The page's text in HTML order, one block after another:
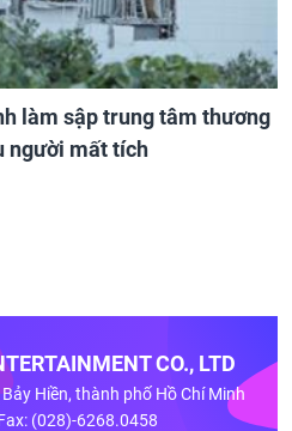
làm sập trung tâm thương
người mất tích
CO., LTD
Hiền, thành phố Hồ Chí Minh
(028)-6268.0458